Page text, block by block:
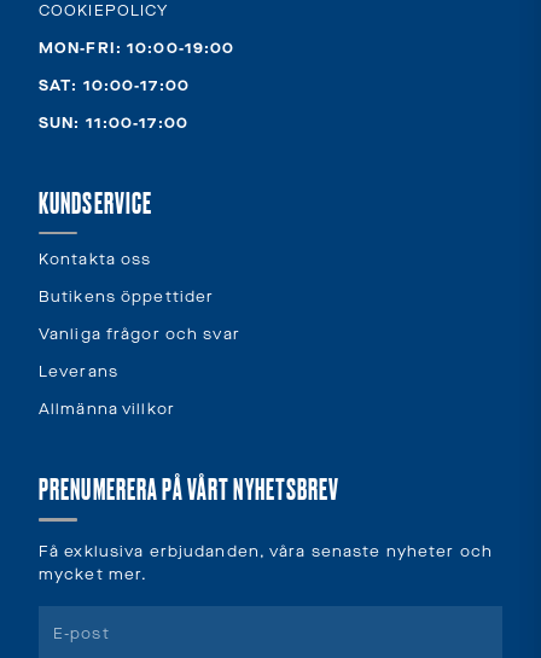
COOKIEPOLICY
MON-FRI: 10:00-19:00
SAT: 10:00-17:00
SUN: 11:00-17:00
KUNDSERVICE
Kontakta oss
Butikens öppettider
Vanliga frågor och svar
Leverans
Allmänna villkor
PRENUMERERA PÅ VÅRT NYHETSBREV
Få exklusiva erbjudanden, våra senaste nyheter och
mycket mer.